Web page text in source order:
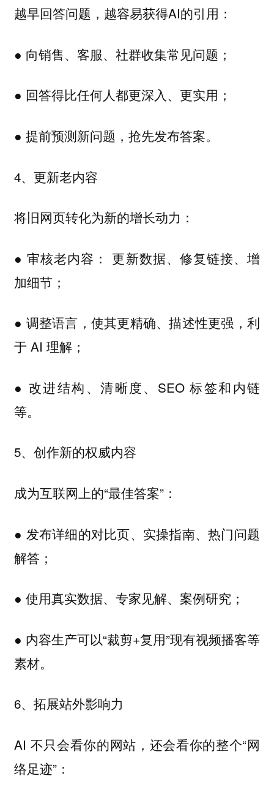
越早回答问题，越容易获得AI的引用：
● 向销售、客服、社群收集常见问题；
● 回答得比任何人都更深入、更实用；
● 提前预测新问题，抢先发布答案。
4、 更新老内容
将旧网页转化为新的增长动力：
● 审核老内容： 更新数据、修复链接、增
加细节；
● 调整语言，使其更精确、描述性更强，利
于 AI 理解；
● 改进结构、清晰度、SEO 标签和内链
等。
5、 创作新的权威内容
成为互联网上的“最佳答案”：
● 发布详细的对比页、实操指南、热门问题
解答；
● 使用真实数据、专家见解、案例研究；
● 内容生产可以“裁剪+复用”现有视频播客等
素材。
6、 拓展站外影响力
AI 不只会看你的网站，还会看你的整个“网
络足迹”：